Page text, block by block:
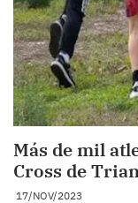
Más de mil
Cross de
17/NOV/2023